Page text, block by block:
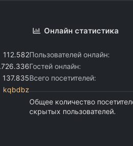
112.582
137.835
kqbdbz
Онлайн статистика
Пользователей онлайн
Гостей онлайн
Всего посетителей
Общее количество
скрытых пользователей.